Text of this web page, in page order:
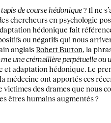
tapis de course hédonique? Il ne
chercheurs en psychologie
hédonique fait
ou négatifs qui nous
anglaisRobert Burton, la
une crémaillère perpétuelle ou
adaptation hédonique. Le
médecine ont apportés ces
des drames que nous
êtres humains augmentés ?